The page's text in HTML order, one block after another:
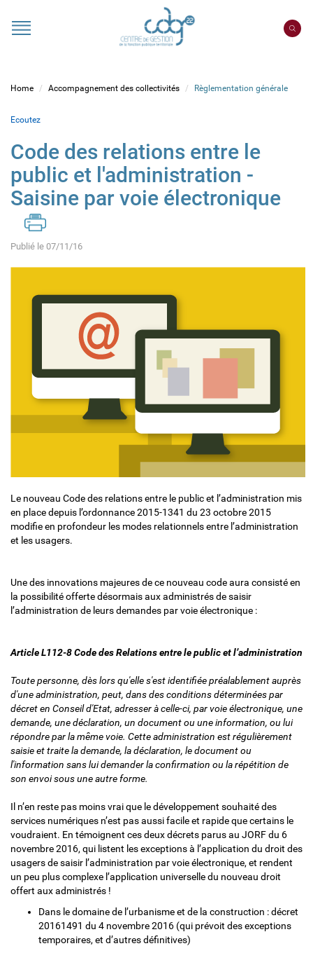
CDG
Home Accompagnement des collectivités Règlementation générale
Ecoutez
Code des relations entre le
public et l'administration -
Saisine par voie électronique
Publié le 07/11/16
Le nouveau Code des relations entre le public et l’administration mis
en place depuis l’ordonnance 2015-1341 du 23 octobre 2015
modifie en profondeur les modes relationnels entre l’administration
et les usagers.
Une des innovations majeures de ce nouveau code aura consisté en
la possibilité offerte désormais aux administrés de saisir
l’administration de leurs demandes par voie électronique :
Article L112-8 Code des Relations entre le public et l’administration
Toute personne, dès lors qu'elle s'est identifiée préalablement auprès
d'une administration, peut, dans des conditions déterminées par
décret en Conseil d'Etat, adresser à celle-ci, par voie électronique, une
demande, une déclaration, un document ou une information, ou lui
répondre par la même voie. Cette administration est régulièrement
saisie et traite la demande, la déclaration, le document ou
l'information sans lui demander la confirmation ou la répétition de
son envoi sous une autre forme.
Il n’en reste pas moins vrai que le développement souhaité des
services numériques n’est pas aussi facile et rapide que certains le
voudraient. En témoignent ces deux décrets parus au JORF du 6
novembre 2016, qui listent les exceptions à l’application du droit des
usagers de saisir l’administration par voie électronique, et rendent
un peu plus complexe l’application universelle du nouveau droit
offert aux administrés !
Dans le domaine de l’urbanisme et de la construction : décret
20161491 du 4 novembre 2016 (qui prévoit des exceptions
temporaires, et d’autres définitives)